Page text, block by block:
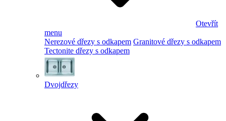
Otevřít
menu
Nerezové dřezy s odkapem Granitové dřezy s odkapem
Tectonite dřezy s odkapem
Dvojdřezy